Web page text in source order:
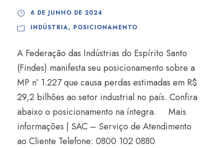
6 DE JUNHO DE 2024
INDÚSTRIA, POSICIONAMENTO
A Federação das Indústrias do Espírito Santo
(Findes) manifesta seu posicionamento sobre a
MP nº 1.227 que causa perdas estimadas em R$
29,2 bilhões ao setor industrial no país. Confira
abaixo o posicionamento na íntegra. Mais
informações | SAC – Serviço de Atendimento
ao Cliente Telefone: 0800 102 0880